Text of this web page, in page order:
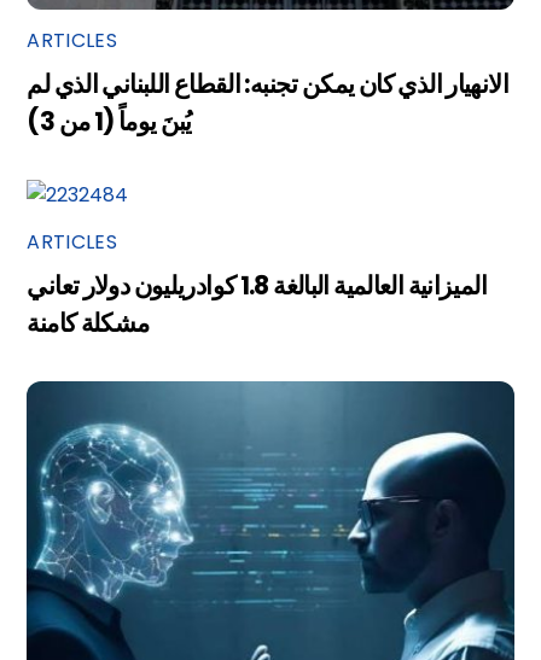
ARTICLES
الانهيار الذي كان يمكن تجنبه: القطاع اللبناني الذي لم
يُبنَ يوماً (1 من 3)
ARTICLES
الميزانية العالمية البالغة 1.8 كوادريليون دولار تعاني
مشكلة كامنة